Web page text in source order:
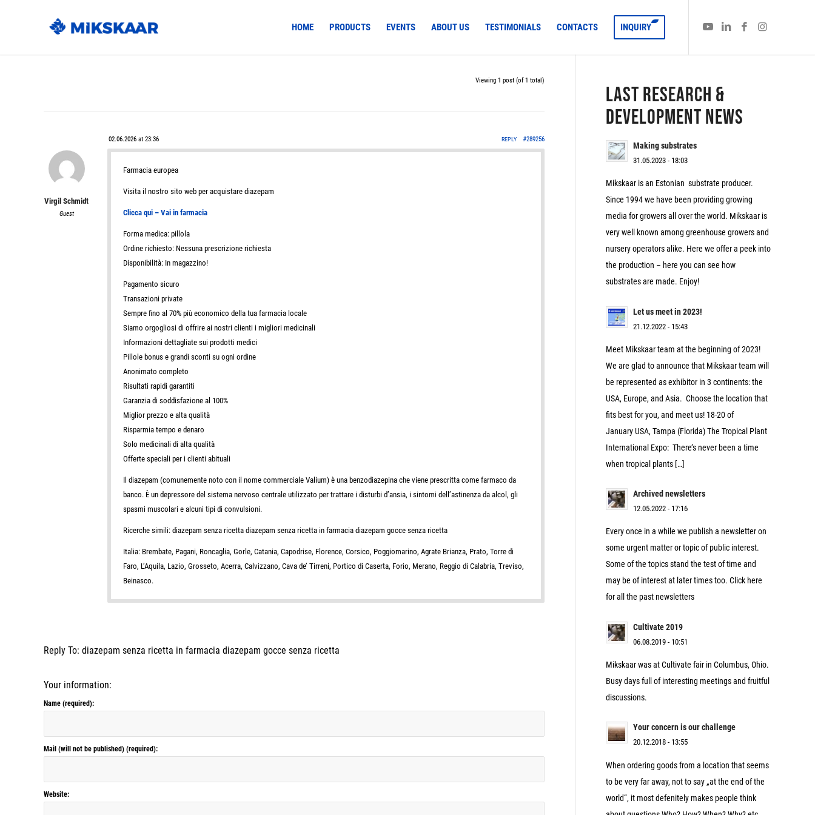
HOME PRODUCTS EVENTS ABOUT US TESTIMONIALS CONTACTS INQUIRY
Viewing 1 post (of 1 total)
02.06.2026 at 23:36 #289256
REPLY
Virgil Schmidt
Guest
Farmacia europea
Visita il nostro sito web per acquistare diazepam
Clicca qui – Vai in farmacia
Forma medica: pillola
Ordine richiesto: Nessuna prescrizione richiesta
Disponibilità: In magazzino!
Pagamento sicuro
Transazioni private
Sempre fino al 70% più economico della tua farmacia locale
Siamo orgogliosi di offrire ai nostri clienti i migliori medicinali
Informazioni dettagliate sui prodotti medici
Pillole bonus e grandi sconti su ogni ordine
Anonimato completo
Risultati rapidi garantiti
Garanzia di soddisfazione al 100%
Miglior prezzo e alta qualità
Risparmia tempo e denaro
Solo medicinali di alta qualità
Offerte speciali per i clienti abituali
Il diazepam (comunemente noto con il nome commerciale Valium) è una benzodiazepina che viene prescritta come farmaco da
banco. È un depressore del sistema nervoso centrale utilizzato per trattare i disturbi d’ansia, i sintomi dell’astinenza da alcol, gli
spasmi muscolari e alcuni tipi di convulsioni.
Ricerche simili: diazepam senza ricetta diazepam senza ricetta in farmacia diazepam gocce senza ricetta
Italia: Brembate, Pagani, Roncaglia, Gorle, Catania, Capodrise, Florence, Corsico, Poggiomarino, Agrate Brianza, Prato, Torre di
Faro, L’Aquila, Lazio, Grosseto, Acerra, Calvizzano, Cava de’ Tirreni, Portico di Caserta, Forio, Merano, Reggio di Calabria, Treviso,
Beinasco.
Reply To: diazepam senza ricetta in farmacia diazepam gocce senza ricetta
Your information:
Name (required):
Mail (will not be published) (required):
Website:
LAST RESEARCH &
DEVELOPMENT NEWS
Making substrates
31.05.2023 - 18:03
Mikskaar is an Estonian substrate producer.
Since 1994 we have been providing growing
media for growers all over the world. Mikskaar is
very well known among greenhouse growers and
nursery operators alike. Here we offer a peek into
the production – here you can see how
substrates are made. Enjoy!
Let us meet in 2023!
21.12.2022 - 15:43
Meet Mikskaar team at the beginning of 2023!
We are glad to announce that Mikskaar team will
be represented as exhibitor in 3 continents: the
USA, Europe, and Asia. Choose the location that
fits best for you, and meet us! 18-20 of
January USA, Tampa (Florida) The Tropical Plant
International Expo: There’s never been a time
when tropical plants […]
Archived newsletters
12.05.2022 - 17:16
Every once in a while we publish a newsletter on
some urgent matter or topic of public interest.
Some of the topics stand the test of time and
may be of interest at later times too. Click here
for all the past newsletters
Cultivate 2019
06.08.2019 - 10:51
Mikskaar was at Cultivate fair in Columbus, Ohio.
Busy days full of interesting meetings and fruitful
discussions.
Your concern is our challenge
20.12.2018 - 13:55
When ordering goods from a location that seems
to be very far away, not to say „at the end of the
world“, it most defenitely makes people think